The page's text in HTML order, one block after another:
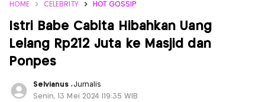
HOME CELEBRITY HOT GOSSIP
Istri Babe Cabita Hibahkan Uang
Lelang Rp212 Juta ke Masjid dan
Ponpes
Selvianus,Jurnalis
Senin, 13 Mei 2024 |19:35 WIB